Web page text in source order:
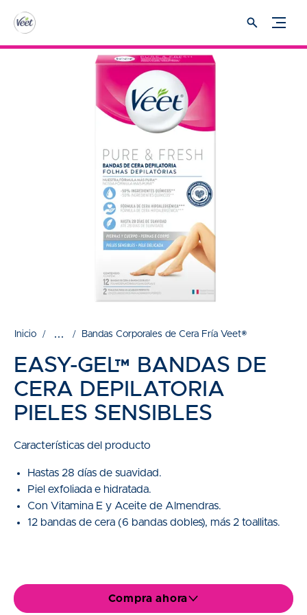
Inicio ... Bandas Corporales de Cera Fría Veet®
EASY-GEL™ BANDAS DE
CERA DEPILATORIA
PIELES SENSIBLES
Características del producto
Hastas 28 días de suavidad.
Piel exfoliada e hidratada.
Con Vitamina E y Aceite de Almendras.
12 bandas de cera (6 bandas dobles), más 2 toallitas.
Compra ahora